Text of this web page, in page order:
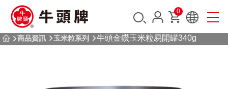
0
商品資訊 玉米粒系列 牛頭金鑽玉米粒易開罐340g